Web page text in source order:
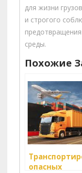
для жизни
и строгого
среды.
Похожие
опасных